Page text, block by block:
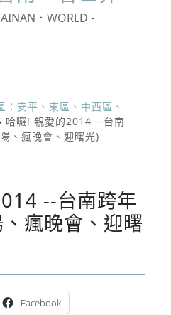
．WORLD -
：安平、東區、中西區、
哈囉! 親愛的2014 --台南
、瘋晚會、迎曙光)
--台南跨年
瘋晚會、迎曙
Facebook